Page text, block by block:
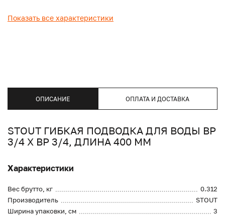
Показать все характеристики
ОПИСАНИЕ ОПЛАТА И ДОСТАВКА
STOUT ГИБКАЯ ПОДВОДКА ДЛЯ ВОДЫ ВР
3/4 Х ВР 3/4, ДЛИНА 400 ММ
Характеристики
Вес брутто, кг
0.312
Производитель
STOUT
Ширина упаковки, см
3